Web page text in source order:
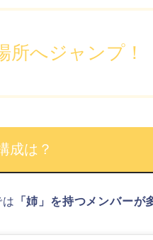
所へジャンプ！
成は？
は 「姉」を持つメンバーが